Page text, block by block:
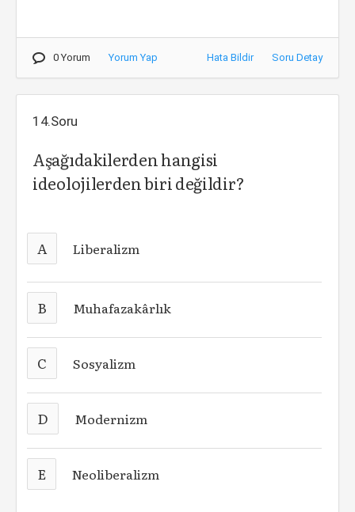
0 Yorum Yorum Yap Hata Bildir Soru Detay
14.Soru
Aşağıdakilerden hangisi
ideolojilerden biri değildir?
A Liberalizm
B Muhafazakârlık
C Sosyalizm
D Modernizm
E Neoliberalizm